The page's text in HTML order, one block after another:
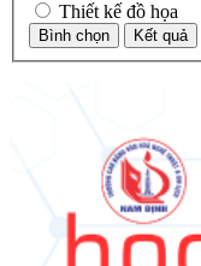
Thiết kế đồ họa